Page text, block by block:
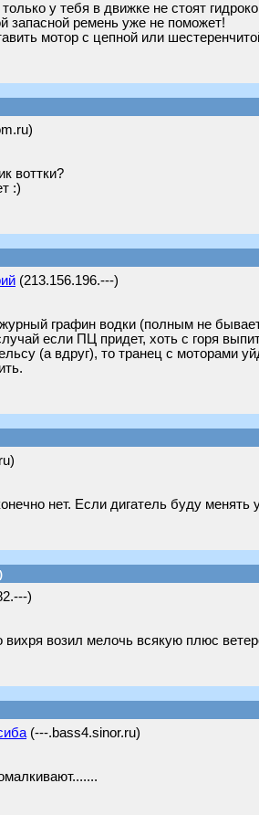
у тебя в движке не стоят
запасной ремень уже не поможет!
мотор с цепной или
воттки?
:)
(213.156.196.---)
графин водки (полным не бывает
если ПЦ придет, хоть с горя
(а вдруг), то транец с моторами
нет. Если дигатель буду менять
)
вихря возил мелочь всякую плюс
(---.bass4.sinor.ru)